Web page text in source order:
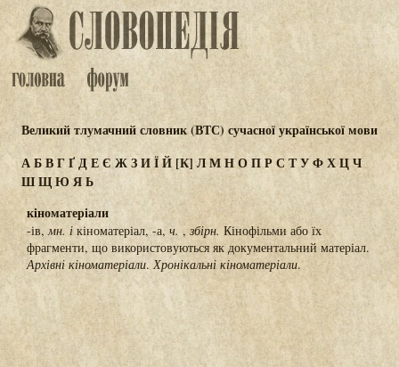
Великий тлумачний словник (ВТС) сучасної української мови
АБВГҐДЕЄ ЖЗИЇЙ [К] ЛМНОПР СТУФХЦЧ
ШЩЮЯЬ
кіноматеріали
-ів,мн. ікіноматеріал, -а, ч. , збірн. Кінофільми або їх
фрагменти, що використовуються як документальний матеріал.
Архівні кіноматеріали.Хронікальні кіноматеріали.